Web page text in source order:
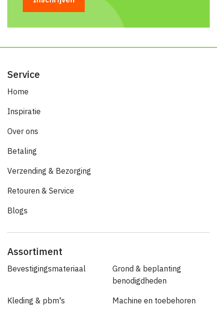
Service
Home
Inspiratie
Over ons
Betaling
Verzending & Bezorging
Retouren & Service
Blogs
Assortiment
Bevestigingsmateriaal
Grond & beplanting
benodigdheden
Kleding & pbm's Machine en toebehoren